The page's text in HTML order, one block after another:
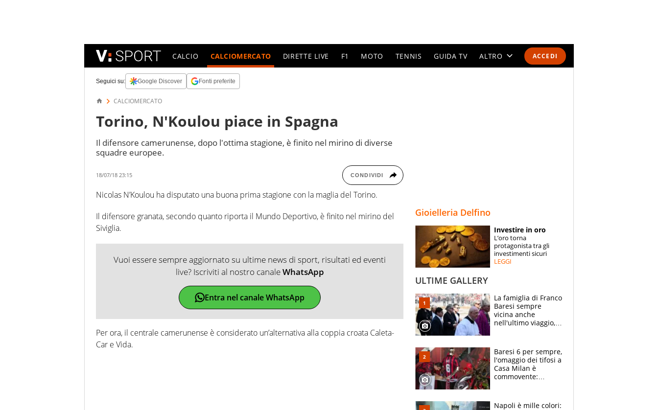
ACCEDI
CALCIO CALCIOMERCATO DIRETTE LIVE F1 MOTO TENNIS GUIDA TV ALTRO
SPECIALI
ESPERTI
Seguici su: Google Discover Fonti preferite
CALCIOMERCATO
Torino, N'Koulou piace in Spagna
Il difensore camerunense, dopo l'ottima stagione, è finito nel mirino di diverse
squadre europee.
18/07/18 23:15 CONDIVIDI
Nicolas N’Koulou ha disputato una buona prima stagione con la maglia del Torino.
Il difensore granata, secondo quanto riporta il Mundo Deportivo, è finito nel mirino del
Siviglia.
Vuoi essere sempre aggiornato su ultime news di sport, risultati ed eventi
live? Iscriviti al nostro canaleWhatsApp
Entra nel canale WhatsApp
Per ora, il centrale camerunense è considerato un’alternativa alla coppia croata Caleta-
Car e Vida.
Gioielleria Delfino
Investire in oro
L’oro torna
protagonista tra gli
investimenti sicuri
LEGGI
ULTIME GALLERY
La famiglia di Franco
Baresi sempre
vicina anche
nell'ultimo viaggio,
circondati
dall'affetto dei tifosi
Baresi 6 per sempre,
l'omaggio dei tifosi a
Casa Milan è
commovente:
bigliettini
Napoli è mille colori: